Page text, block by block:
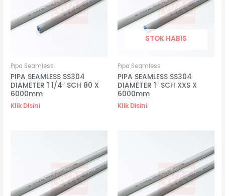
Pipa Seamless
PIPA SEAMLESS SS304
DIAMETER 1 1/4″ SCH 80 X
6000mm
Klik Disini
STOK HABIS
Pipa Seamless
PIPA SEAMLESS SS304
DIAMETER 1″ SCH XXS X
6000mm
Klik Disini